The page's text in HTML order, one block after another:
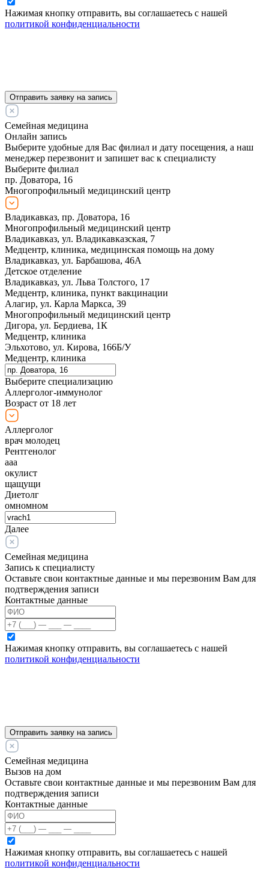
Нажимая кнопку отправить, вы соглашаетесь с нашей
политикой конфиденциальности
Отправить заявку на запись
Семейная медицина
Онлайн запись
Выберите удобные для Вас филиал и дату посещения, а наш
менеджер перезвонит и запишет вас к специалисту
Выберите филиал
пр. Доватора, 16
Многопрофильный медицинский центр
Владикавказ, пр. Доватора, 16
Многопрофильный медицинский центр
Владикавказ, ул. Владикавказская, 7
Медцентр, клиника, медицинская помощь на дому
Владикавказ, ул. Барбашова, 46А
Детское отделение
Владикавказ, ул. Льва Толстого, 17
Медцентр, клиника, пункт вакцинации
Алагир, ул. Карла Маркса, 39
Многопрофильный медицинский центр
Дигора, ул. Бердиева, 1К
Медцентр, клиника
Эльхотово, ул. Кирова, 166Б/У
Медцентр, клиника
Выберите специализацию
Аллерголог-иммунолог
Возраст от 18 лет
Аллерголог
врач молодец
Рентгенолог
ааа
окулист
щащущи
Диетолг
омномном
Далее
Семейная медицина
Запись к специалисту
Оставьте свои контактные данные и мы перезвоним Вам для
подтверждения записи
Контактные данные
Нажимая кнопку отправить, вы соглашаетесь с нашей
политикой конфиденциальности
Отправить заявку на запись
Семейная медицина
Вызов на дом
Оставьте свои контактные данные и мы перезвоним Вам для
подтверждения записи
Контактные данные
Нажимая кнопку отправить, вы соглашаетесь с нашей
политикой конфиденциальности